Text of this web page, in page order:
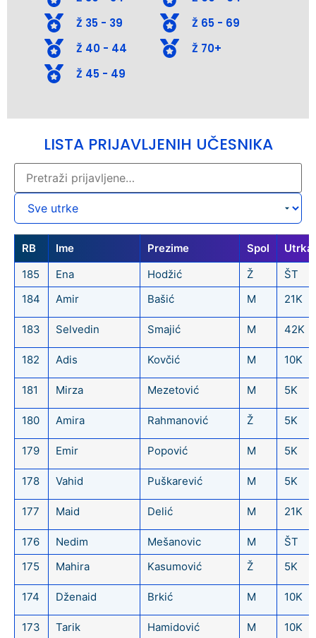
Ž 35 - 39
Ž 40 - 44
Ž 45 - 49
Ž 65 - 69
Ž 70+
LISTA PRIJAVLJENIH UČESNIKA
RB Ime Prezime Spol
Utrka
185
Ena Hodžić Ž
ŠT
184
Amir Bašić M 21K
183 Selvedin Smajić M 42K
182 Adis Kovčić M 10K
181 Mirza Mezetović M 5K
180 Amira Rahmanović Ž 5K
179 Emir Popović M 5K
178 Vahid Puškarević M 5K
177 Maid Delić M 21K
176 Nedim Mešanovic M
ŠT
175
Mahira Kasumović Ž 5K
174 Dženaid Brkić M 10K
173 Tarik Hamidović M 10K